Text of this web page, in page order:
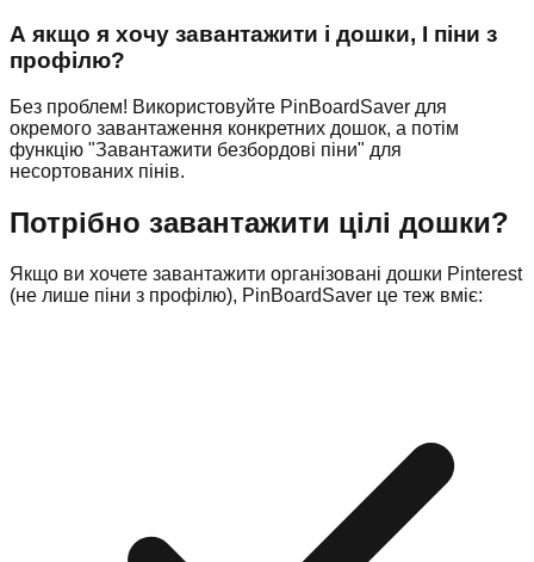
А якщо я хочу завантажити і дошки, І піни з
профілю?
Без проблем! Використовуйте PinBoardSaver для
окремого завантаження конкретних дошок, а потім
функцію "Завантажити безбордові піни" для
несортованих пінів.
Потрібно завантажити цілі дошки?
Якщо ви хочете завантажити організовані дошки Pinterest
(не лише піни з профілю), PinBoardSaver це теж вміє: